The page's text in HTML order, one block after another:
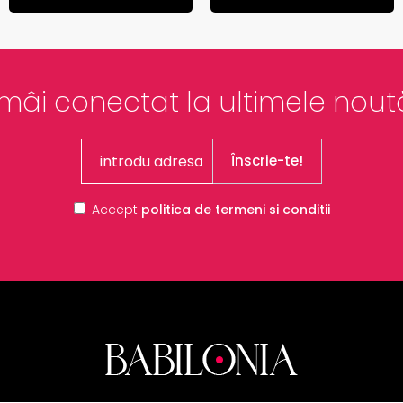
conectat la ultimele
Înscrie-te!
Accept politica de termeni si conditii